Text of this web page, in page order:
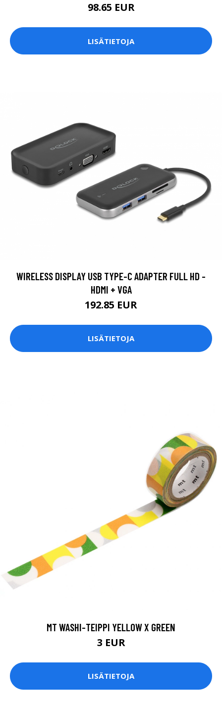
98.65 EUR
LISÄTIETOJA
WIRELESS DISPLAY USB TYPE-C ADAPTER FULL HD -
HDMI + VGA
192.85 EUR
LISÄTIETOJA
MT WASHI-TEIPPI YELLOW X GREEN
3 EUR
LISÄTIETOJA